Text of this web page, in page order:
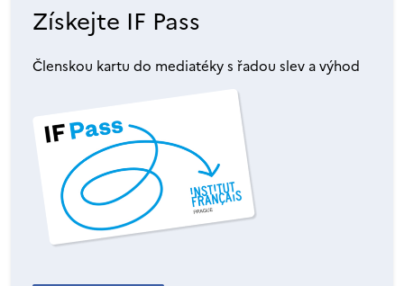
Získejte IF Pass
Členskou kartu do mediatéky s řadou slev a výhod